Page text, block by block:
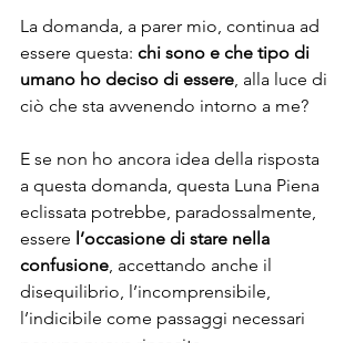
La domanda, a parer mio, continua ad
essere questa: chi sono e che tipo di
umano ho deciso di essere, alla luce di
ciò che sta avvenendo intorno a me?
E se non ho ancora idea della risposta
a questa domanda, questa Luna Piena
eclissata potrebbe, paradossalmente,
essere l’occasione di stare nella
confusione, accettando anche il
disequilibrio, l’incomprensibile,
l’indicibile come passaggi necessari